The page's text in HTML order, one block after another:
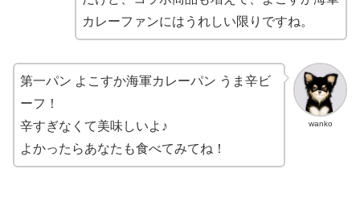
カレーファンにはうれしい限りですね。
wanko
第一パン よこすか海軍カレーパン うま辛ビ
ーフ！
辛すぎなくて美味しいよ♪
よかったらあなたも食べてみてね！